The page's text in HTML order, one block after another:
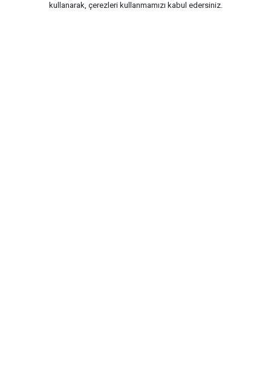
kullanarak, çerezleri kullanmamızı kabul edersiniz.